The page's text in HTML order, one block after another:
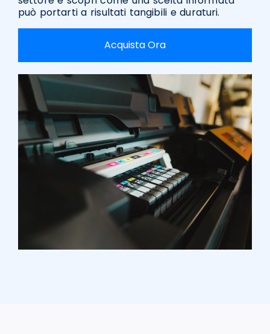
può portarti a risultati tangibili e duraturi.
Acquista Ora